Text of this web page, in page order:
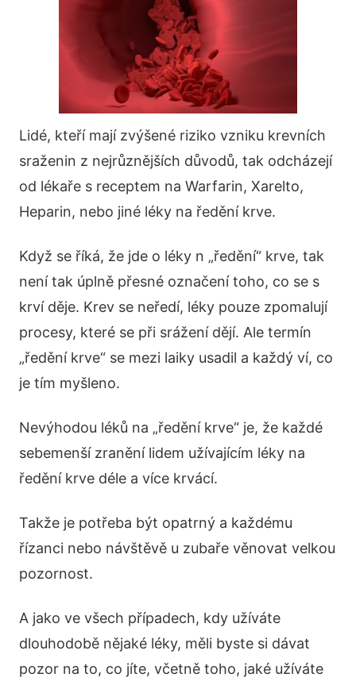
Lidé, kteří mají zvýšené riziko vzniku krevních
sraženin z nejrůznějších důvodů, tak odcházejí
od lékaře s receptem na Warfarin, Xarelto,
Heparin, nebo jiné léky na ředění krve.
Když se říká, že jde o léky n „ředění“ krve, tak
není tak úplně přesné označení toho, co se s
krví děje. Krev se neředí, léky pouze zpomalují
procesy, které se při srážení dějí. Ale termín
„ředění krve“ se mezi laiky usadil a každý ví, co
je tím myšleno.
Nevýhodou léků na „ředění krve“ je, že každé
sebemenší zranění lidem užívajícím léky na
ředění krve déle a více krvácí.
Takže je potřeba být opatrný a každému
řízanci nebo návštěvě u zubaře věnovat velkou
pozornost.
A jako ve všech případech, kdy užíváte
dlouhodobě nějaké léky, měli byste si dávat
pozor na to, co jíte, včetně toho, jaké užíváte